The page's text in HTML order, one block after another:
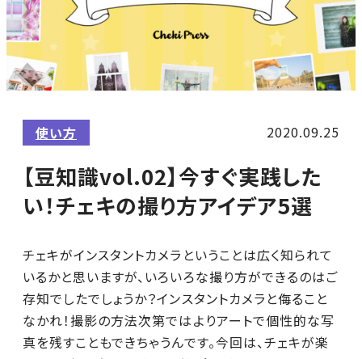
使い方 2020.09.25
【豆知識vol.02】今すぐ実践した
い！チェキの撮り方アイデア5選
チェキがインスタントカメラということは広く知られて
いるかと思いますが、いろいろな撮り方ができるのはご
存知でしたでしょうか？インスタントカメラと侮ること
なかれ！撮影の方法次第ではよりアートで個性的な写
真を残すこともできちゃうんです。今回は、チェキが楽